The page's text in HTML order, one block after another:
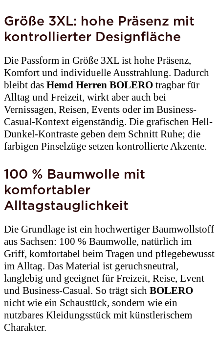
Größe 3XL: hohe Präsenz mit
kontrollierter Designfläche
Die Passform in Größe 3XL ist hohe Präsenz,
Komfort und individuelle Ausstrahlung. Dadurch
bleibt das Hemd Herren BOLERO tragbar für
Alltag und Freizeit, wirkt aber auch bei
Vernissagen, Reisen, Events oder im Business-
Casual-Kontext eigenständig. Die grafischen Hell-
Dunkel-Kontraste geben dem Schnitt Ruhe; die
farbigen Pinselzüge setzen kontrollierte Akzente.
100 % Baumwolle mit
komfortabler
Alltagstauglichkeit
Die Grundlage ist ein hochwertiger Baumwollstoff
aus Sachsen: 100 % Baumwolle, natürlich im
Griff, komfortabel beim Tragen und pflegebewusst
im Alltag. Das Material ist geruchsneutral,
langlebig und geeignet für Freizeit, Reise, Event
und Business-Casual. So trägt sich BOLERO
nicht wie ein Schaustück, sondern wie ein
nutzbares Kleidungsstück mit künstlerischem
Charakter.